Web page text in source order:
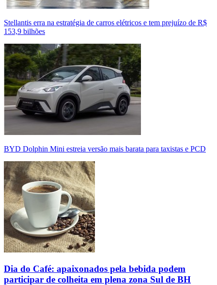
Stellantis erra na estratégia de carros elétricos e tem prejuízo de R$
153,9 bilhões
BYD Dolphin Mini estreia versão mais barata para taxistas e PCD
Dia do Café: apaixonados pela bebida podem
participar de colheita em plena zona Sul de BH